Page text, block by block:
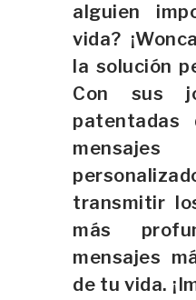
alguien
vida?
la solución
Con sus
patentadas
transmitir
más
mensajes
de tu vida.